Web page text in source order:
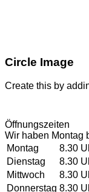
Circle Image
Create this by
Öffnungszeiten
Wir haben Montag
Montag
8.30
Dienstag
8.30
Mittwoch
8.30
Donnerstag 8.30